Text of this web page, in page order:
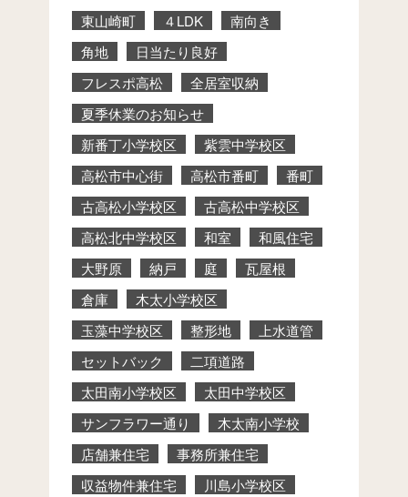
東山崎町
４LDK
南向き
角地
日当たり良好
フレスポ高松
全居室収納
夏季休業のお知らせ
新番丁小学校区
紫雲中学校区
高松市中心街
高松市番町
番町
古高松小学校区
古高松中学校区
高松北中学校区
和室
和風住宅
大野原
納戸 庭
瓦屋根
倉庫
木太小学校区
玉藻中学校区
整形地
上水道管
セットバック
二項道路
太田南小学校区
太田中学校区
サンフラワー通り
木太南小学校
店舗兼住宅
事務所兼住宅
収益物件兼住宅
川島小学校区